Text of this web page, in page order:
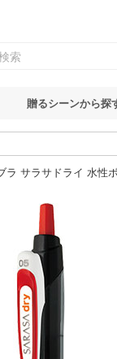
贈るシーンから探
ラ サラサドライ 水性